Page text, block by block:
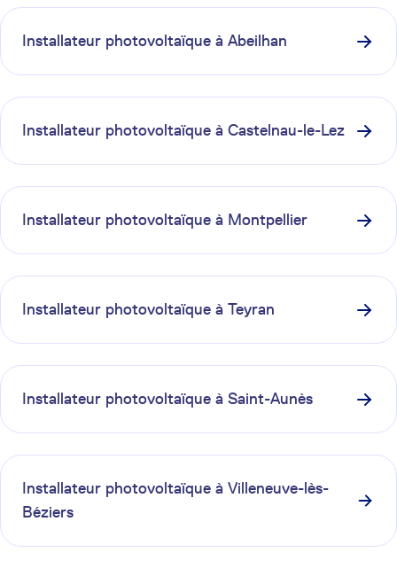
Installateur photovoltaïque à Abeilhan
Installateur photovoltaïque à Castelnau-le-Lez
Installateur photovoltaïque à Montpellier
Installateur photovoltaïque à Teyran
Installateur photovoltaïque à Saint-Aunès
Installateur photovoltaïque à Villeneuve-lès-
Béziers